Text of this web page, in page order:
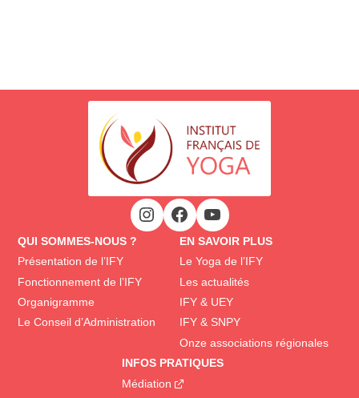
QUI SOMMES-NOUS ?
Présentation de l’IFY
Fonctionnement de l’IFY
Organigramme
Le Conseil d’Administration
EN SAVOIR PLUS
Le Yoga de l’IFY
Les actualités
IFY & UEY
IFY & SNPY
Onze associations régionales
INFOS PRATIQUES
Médiation